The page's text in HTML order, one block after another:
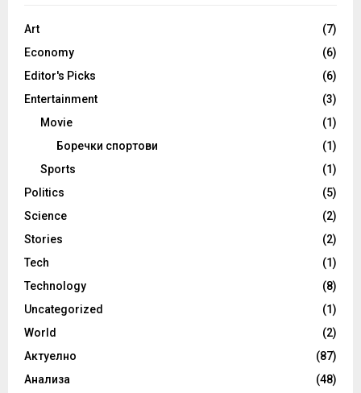
Art
(7)
Economy
(6)
Editor's Picks
(6)
Entertainment
(3)
Movie
(1)
Боречки спортови
(1)
Sports
(1)
Politics
(5)
Science
(2)
Stories
(2)
Tech
(1)
Technology
(8)
Uncategorized
(1)
World
(2)
Актуелно
(87)
Анализа
(48)